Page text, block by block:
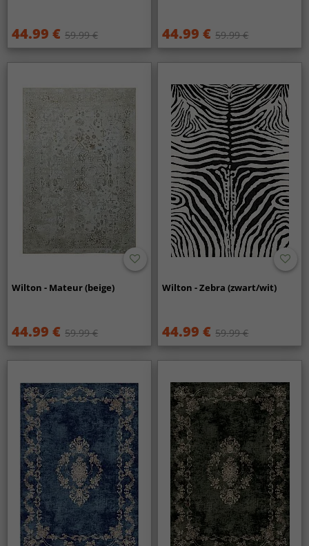
44.99 € 59.99 € 44.99 € 59.99 €
Wilton - Mateur (beige)
44.99 € 59.99 €
Wilton - Zebra (zwart/wit)
44.99 € 59.99 €